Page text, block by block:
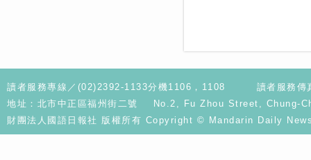
讀者服務專線／(02)2392-1133分機1106，1108
讀者服務
地址：北市中正區福州街二號 No.2, Fu Zhou Street, Chung-
財團法人國語日報社 版權所有 Copyright © Mandarin Daily